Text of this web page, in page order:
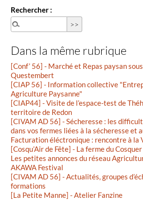
Rechercher :
Dans la même rubrique
[Conf’ 56] - Marché et Repas paysan
Questembert
[CIAP 56] - Information collective
Agriculture Paysanne"
[CIAP44] - Visite de l’espace-test de
territoire de Redon
[CIVAM AD 56] - Sécheresse : les
dans vos fermes liées à la sécheresse et
Facturation éléctronique : rencontre à la
[Cosqu’Air de Fête] - La ferme du
Les petites annonces du réseau
AKAWA Festival
[CIVAM AD 56] - Actualités, groupes
formations
[La Petite Manne] - Atelier Fanzine